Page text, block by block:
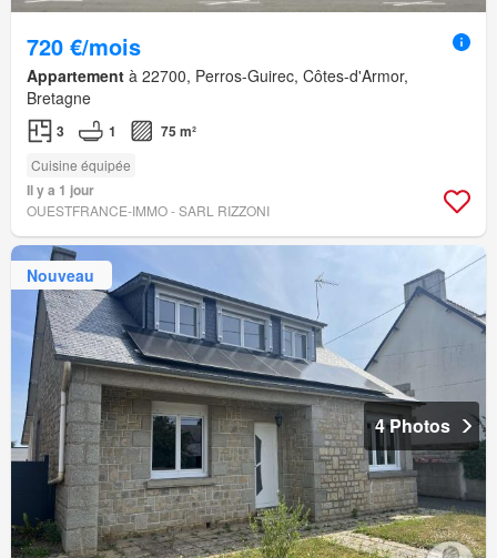
720 €/mois
Appartement à 22700, Perros-Guirec, Côtes-d'Armor,
Bretagne
3 1 75 m²
Cuisine équipée
Il y a 1 jour
OUESTFRANCE-IMMO - SARL RIZZONI
Nouveau
4 Photos